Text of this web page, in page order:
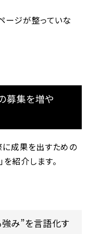
ージが整っていな
募集を増や
に成果を出すための
紹介します。
み”を言語化す